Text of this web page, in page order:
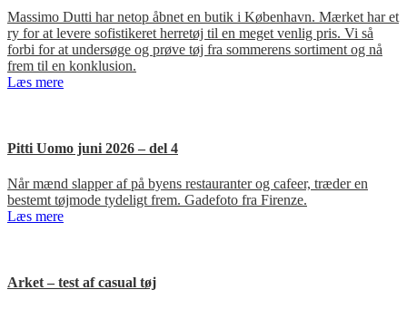
Massimo Dutti har netop åbnet en butik i København. Mærket har et
ry for at levere sofistikeret herretøj til en meget venlig pris. Vi så
forbi for at undersøge og prøve tøj fra sommerens sortiment og nå
frem til en konklusion.
Læs mere
Pitti Uomo juni 2026 – del 4
Når mænd slapper af på byens restauranter og cafeer, træder en
bestemt tøjmode tydeligt frem. Gadefoto fra Firenze.
Læs mere
Arket – test af casual tøj